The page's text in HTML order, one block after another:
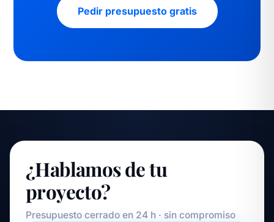
Pedir presupuesto gratis
¿Hablamos de tu
proyecto?
Presupuesto cerrado en 24 h · sin compromiso